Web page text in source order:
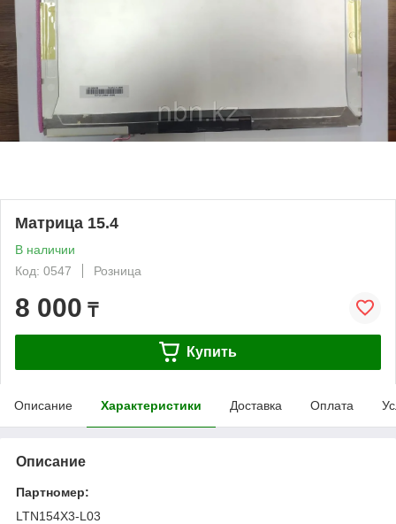
Матрица 15.4
В наличии
Код: 0547
Розница
8 000 ₸
Купить
Описание Характеристики Доставка Оплата
Описание
Партномер:
LTN154X3-L03